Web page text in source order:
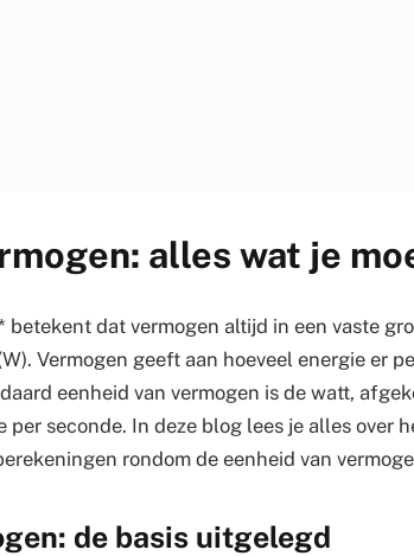
alles wat je
betekent dat vermogen altijd in een vaste
Vermogen geeft aan hoeveel energie er
eenheid van vermogen is de watt,
seconde. In deze blog lees je alles over
rondom de eenheid van
de basis uitgelegd